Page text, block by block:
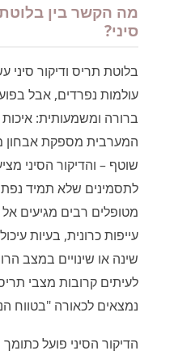
מה הקשר בין
סיני?
בלוטת תריס ודיקור סיני
עולמות נפרדים, אבל
ברורה ומשמעותית:
המערבית מספקת אבחון
שוטף – והדיקור הסיני
לתסמינים שלא תמיד
מטופלים רבים מגיעים
עייפות כרונית, בעיות
שינה או שינויים במצב
לעיתים קרובות מצבי
נמצאים לכאורה "בטווח
הדיקור הסיני פועל